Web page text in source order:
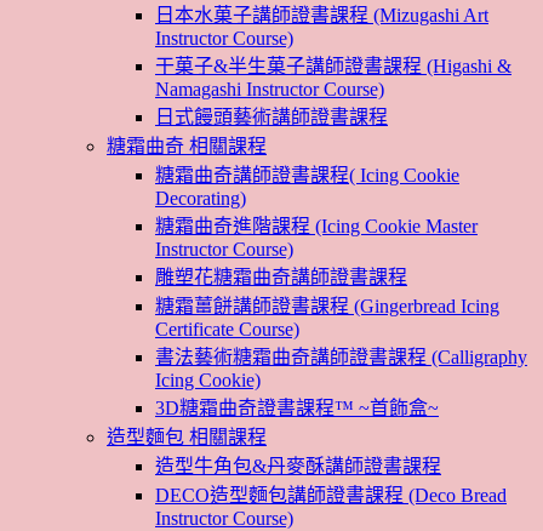
日本水菓子講師證書課程 (Mizugashi Art
Instructor Course)
干菓子&半生菓子講師證書課程 (Higashi &
Namagashi Instructor Course)
日式饅頭藝術講師證書課程
糖霜曲奇 相關課程
糖霜曲奇講師證書課程( Icing Cookie
Decorating)
糖霜曲奇進階課程 (Icing Cookie Master
Instructor Course)
雕塑花糖霜曲奇講師證書課程
糖霜薑餅講師證書課程 (Gingerbread Icing
Certificate Course)
書法藝術糖霜曲奇講師證書課程 (Calligraphy
Icing Cookie)
3D糖霜曲奇證書課程™ ~首飾盒~
造型麵包 相關課程
造型牛角包&丹麥酥講師證書課程
DECO造型麵包講師證書課程 (Deco Bread
Instructor Course)